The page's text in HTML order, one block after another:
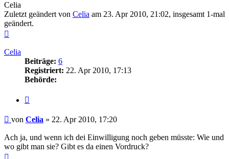
Celia
Zuletzt geändert von Celia am 23. Apr 2010, 21:02, insgesamt 1-mal
geändert.
Celia
Beiträge: 6
Registriert: 22. Apr 2010, 17:13
Behörde:
Beitrag
von Celia » 22. Apr 2010, 17:20
Ach ja, und wenn ich dei Einwilligung noch geben müsste: Wie und
wo gibt man sie? Gibt es da einen Vordruck?